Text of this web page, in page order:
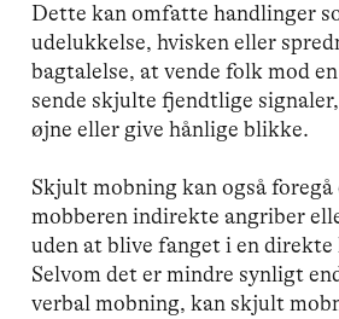
Dette kan omfatte handlinger
udelukkelse, hvisken eller
bagtalelse, at vende folk mod
sende skjulte fjendtlige
øjne eller give hånlige blikke.
Skjult mobning kan også
mobberen indirekte angriber
uden at blive fanget i en
Selvom det er mindre synligt
verbal mobning, kan skjult